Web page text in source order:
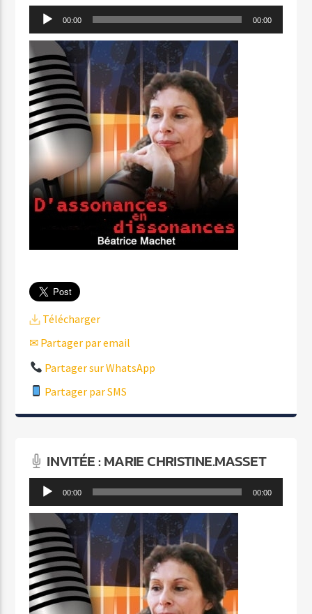
Lecteur 00:00 00:00
Télécharger
✉ Partager par email
Partager sur WhatsApp
Partager par SMS
INVITÉE : MARIE CHRISTINE.MASSET
Lecteur 00:00 00:00